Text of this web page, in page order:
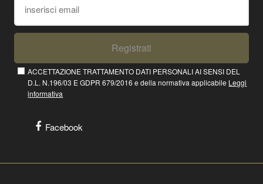
Registrati
ACCETTAZIONE TRATTAMENTO DATI PERSONALI AI SENSI DEL
D.L. N.196/03 E GDPR 679/2016 e della normativa applicabile Leggi
informativa
Facebook